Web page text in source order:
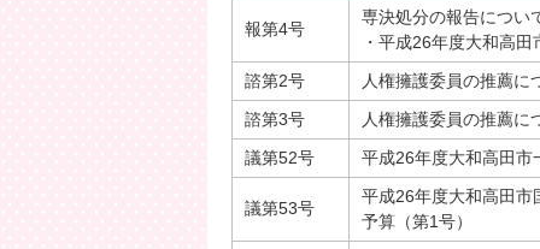
報第4号
専決処分の報告につい
・平成26年度大和高
諮第2号
人権擁護委員の推薦に
諮第3号
人権擁護委員の推薦に
議第52号
平成26年度大和高田市
議第53号
平成26年度大和高田市
予算（第1号）